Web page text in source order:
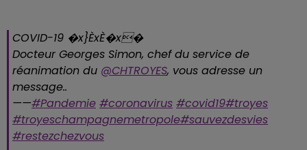
COVID-19 �x}ÈxÈ�x�
Docteur Georges Simon, chef du service de
réanimation du @CHTROYES, vous adresse un
message..
——#Pandemie #coronavirus #covid19#troyes
#troyeschampagnemetropole#sauvezdesvies
#restezchezvous